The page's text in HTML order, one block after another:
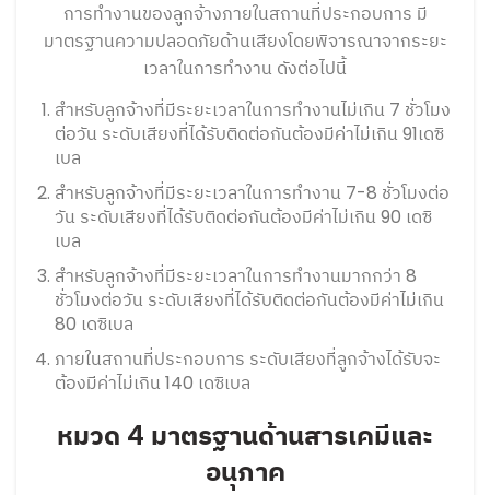
การทำงานของลูกจ้างภายในสถานที่ประกอบการ มี
มาตรฐานความปลอดภัยด้านเสียงโดยพิจารณาจากระยะ
เวลาในการทำงาน ดังต่อไปนี้
สำหรับลูกจ้างที่มีระยะเวลาในการทำงานไม่เกิน 7 ชั่วโมง
ต่อวัน ระดับเสียงที่ได้รับติดต่อกันต้องมีค่าไม่เกิน 91เดซิ
เบล
สำหรับลูกจ้างที่มีระยะเวลาในการทำงาน 7-8 ชั่วโมงต่อ
วัน ระดับเสียงที่ได้รับติดต่อกันต้องมีค่าไม่เกิน 90 เดซิ
เบล
สำหรับลูกจ้างที่มีระยะเวลาในการทำงานมากกว่า 8
ชั่วโมงต่อวัน ระดับเสียงที่ได้รับติดต่อกันต้องมีค่าไม่เกิน
80 เดซิเบล
ภายในสถานที่ประกอบการ ระดับเสียงที่ลูกจ้างได้รับจะ
ต้องมีค่าไม่เกิน 140 เดซิเบล
หมวด 4 มาตรฐานด้านสารเคมีและ
อนุภาค